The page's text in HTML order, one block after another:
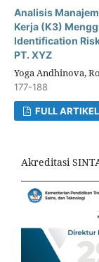
Analisis
Kerja (K3)
Identification
PT. XYZ
Yoga Andhinova,
177-188
FULL
Akreditasi